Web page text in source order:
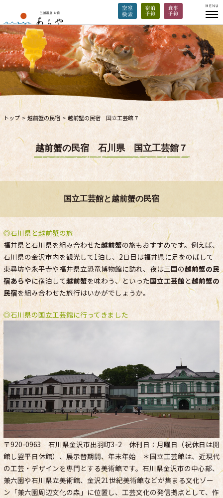
トップ >越前蟹の民宿 > 越前蟹の民宿 国立工芸館７
越前蟹の民宿 石川県 国立工芸館７
国立工芸館と越前蟹の民宿
◎石川県と越前蟹の旅
福井県と石川県を組み合わせた越前蟹の旅もおすすめです。例えば、
石川県の金沢市内を観光して1泊し、2日目は福井県に足をのばして
東尋坊や永平寺や福井県立恐竜博物館に訪れ、夜は三国の越前蟹の民
宿あらやに宿泊して越前蟹を味わう、といった国立工芸館と越前蟹の
民宿を組み合わせた旅行はいかがでしょうか。
◎石川県の国立工芸館に行ってきました
〒920-0963 石川県金沢市出羽町3-2 休刊日：月曜日（祝休日は開
館し翌平日休館）、展示替期間、年末年始 ＊国立工芸館は、近現代
の工芸・デザインを専門とする美術館です。石川県金沢市の中心部、
兼六園や石川県立美術館、金沢21世紀美術館などが集まる文化ゾー
ン「兼六園周辺文化の森」に位置し、工芸文化の発信拠点として、作